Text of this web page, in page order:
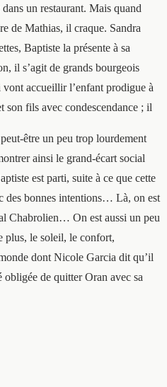
un restaurant. Mais quand
de Mathias, il craque. Sandra
Baptiste la présente à sa
il s’agit de grands bourgeois
accueillir l’enfant prodigue à
son fils avec condescendance ; il
être un peu trop lourdement
ainsi le grand-écart social
est parti, suite à ce que cette
des bonnes intentions… Là, on est
Chabrolien… On est aussi un peu
plus, le soleil, le confort,
dont Nicole Garcia dit qu’il
obligée de quitter Oran avec sa